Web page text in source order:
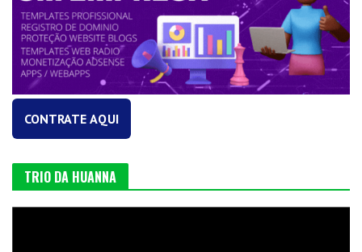
CONTRATE AQUI
TRIO DA HUANNA